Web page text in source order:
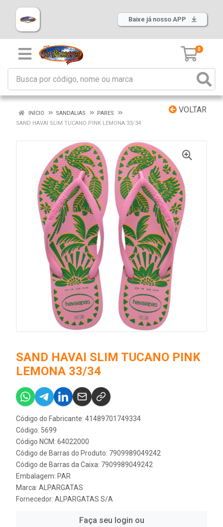
Baixe já nosso APP
0
VOLTAR
INÍCIO SANDALIAS
PARES
SAND HAVAI SLIM TUCANO PINK LEMONA 33/34
SAND HAVAI SLIM TUCANO PINK
LEMONA 33/34
Código do Fabricante: 41489701749334
Código: 5699
Código NCM: 64022000
Código de Barras do Produto: 7909989049242
Código de Barras da Caixa: 7909989049242
Embalagem: PAR
Marca: ALPARGATAS
Fornecedor: ALPARGATAS S/A
Faça seu login ou